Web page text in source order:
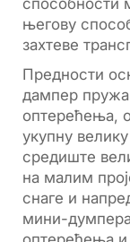
способности
његову
захтеве
Предности
дампер пружа
оптерећења,
укупну
средиште
на малим
снаге и
мини-думпера